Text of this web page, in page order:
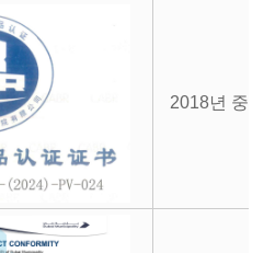
2018년 중국